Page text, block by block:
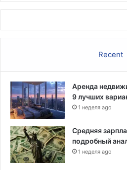
Recent
Аренда
9 лучших
1 неделя ago
Средняя
подробный
1 неделя ago